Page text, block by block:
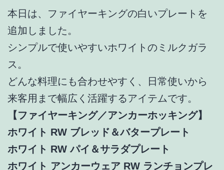
本日は、ファイヤーキングの白いプレートを
追加しました。
シンプルで使いやすいホワイトのミルクガラ
ス。
どんな料理にも合わせやすく、日常使いから
来客用まで幅広く活躍するアイテムです。
【ファイヤーキング／アンカーホッキング】
ホワイト RW ブレッド＆バタープレート
ホワイト RW パイ＆サラダプレート
ホワイト アンカーウェア RW ランチョンプレ